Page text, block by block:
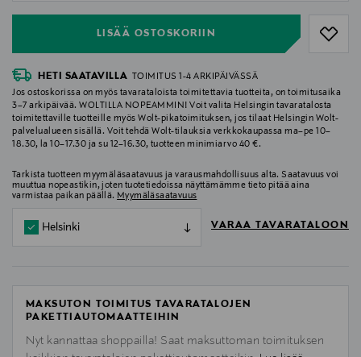
LISÄÄ OSTOSKORIIN
HETI SAATAVILLA
TOIMITUS 1-4 ARKIPÄIVÄSSÄ
Jos ostoskorissa on myös tavarataloista toimitettavia tuotteita, on toimitusaika
3–7 arkipäivää. WOLTILLA NOPEAMMIN! Voit valita Helsingin tavaratalosta
toimitettaville tuotteille myös Wolt-pikatoimituksen, jos tilaat Helsingin Wolt-
palvelualueen sisällä. Voit tehdä Wolt-tilauksia verkkokaupassa ma–pe 10–
18.30, la 10–17.30 ja su 12–16.30, tuotteen minimiarvo 40 €.
Tarkista tuotteen myymäläsaatavuus ja varausmahdollisuus alta. Saatavuus voi
muuttua nopeastikin, joten tuotetiedoissa näyttämämme tieto pitää aina
varmistaa paikan päällä. Myymäläsaatavuus
Helsinki VARAA TAVARATALOON
MAKSUTON TOIMITUS TAVARATALOJEN
PAKETTIAUTOMAATTEIHIN
Nyt kannattaa shoppailla! Saat maksuttoman toimituksen